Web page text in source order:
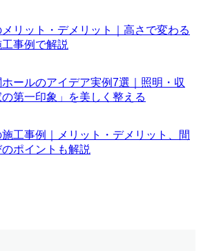
リット・デメリット｜高さで変わる
事例で解説
ールのアイデア実例7選｜照明・収
第一印象」を美しく整える
工事例｜メリット・デメリット、間
ポイントも解説